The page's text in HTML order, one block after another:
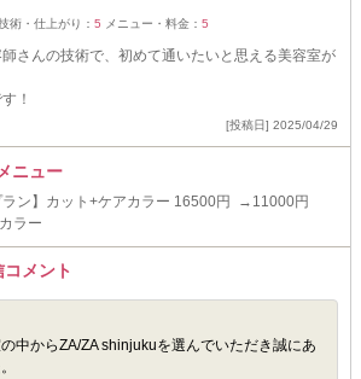
術・仕上がり： 5 メニュー・料金： 5
さんの技術で、初めて通いたいと思える美容室が
！
[投稿日] 2025/04/29
ニュー
ラン】カット+ケアカラー 16500円 →11000円
ラー
メント
中からZA/ZA shinjukuを選んでいただき誠にあ